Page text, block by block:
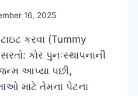
16, 2025
કરવા (Tummy
કોર પુનઃસ્થાપનાની
આપ્યા પછી,
માટે તેમના પેટના